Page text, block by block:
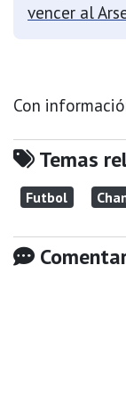
vencer al
Con
Temas
Futbol